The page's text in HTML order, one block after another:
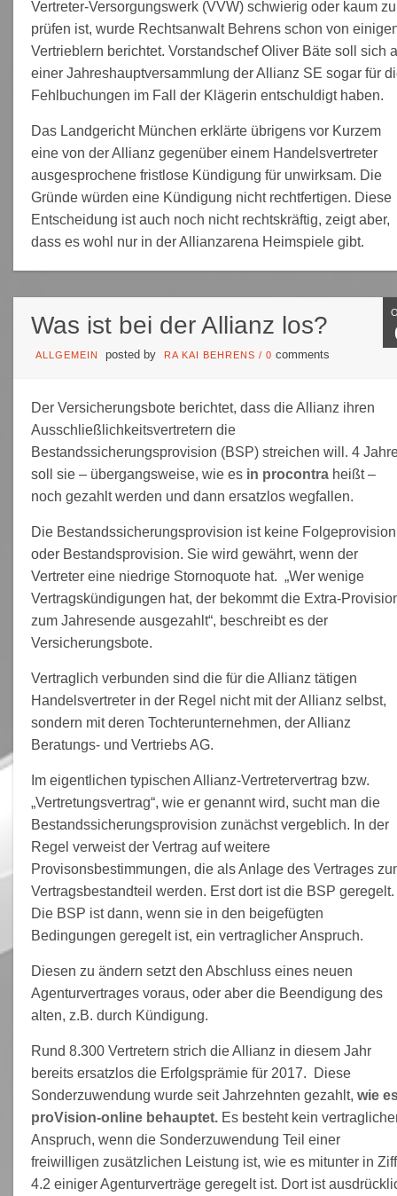
Vertreter-Versorgungswerk (VVW) schwierig oder kaum zu
prüfen ist, wurde Rechtsanwalt Behrens schon von
Vertrieblern berichtet. Vorstandschef Oliver Bäte soll sich
einer Jahreshauptversammlung der Allianz SE sogar für
Fehlbuchungen im Fall der Klägerin entschuldigt haben.
Das Landgericht München erklärte übrigens vor Kurzem
eine von der Allianz gegenüber einem Handelsvertreter
ausgesprochene fristlose Kündigung für unwirksam. Die
Gründe würden eine Kündigung nicht rechtfertigen. Diese
Entscheidung ist auch noch nicht rechtskräftig, zeigt aber,
dass es wohl nur in der Allianzarena Heimspiele gibt.
Was ist bei der Allianz los?
ALLGEMEIN posted by RA KAI BEHRENS / 0 comments
Der Versicherungsbote berichtet, dass die Allianz ihren
Ausschließlichkeitsvertretern die
Bestandssicherungsprovision (BSP) streichen will. 4
soll sie – übergangsweise, wie es in procontraheißt –
noch gezahlt werden und dann ersatzlos wegfallen.
Die Bestandssicherungsprovision ist keine Folgeprovision
oder Bestandsprovision. Sie wird gewährt, wenn der
Vertreter eine niedrige Stornoquote hat. „Wer wenige
Vertragskündigungen hat, der bekommt die Extra-
zum Jahresende ausgezahlt“, beschreibt es der
Versicherungsbote.
Vertraglich verbunden sind die für die Allianz tätigen
Handelsvertreter in der Regel nicht mit der Allianz selbst,
sondern mit deren Tochterunternehmen, der Allianz
Beratungs- und Vertriebs AG.
Im eigentlichen typischen Allianz-Vertretervertrag bzw.
„Vertretungsvertrag“, wie er genannt wird, sucht man die
Bestandssicherungsprovision zunächst vergeblich. In der
Regel verweist der Vertrag auf weitere
Provisonsbestimmungen, die als Anlage des Vertrages
Vertragsbestandteil werden. Erst dort ist die BSP geregelt.
Die BSP ist dann, wenn sie in den beigefügten
Bedingungen geregelt ist, ein vertraglicher Anspruch.
Diesen zu ändern setzt den Abschluss eines neuen
Agenturvertrages voraus, oder aber die Beendigung des
alten, z.B. durch Kündigung.
Rund 8.300 Vertretern strich die Allianz in diesem Jahr
bereits ersatzlos die Erfolgsprämie für 2017. Diese
Sonderzuwendung wurde seit Jahrzehnten gezahlt, wie
proVision-online behauptet.Es besteht kein
Anspruch, wenn die Sonderzuwendung Teil einer
freiwilligen zusätzlichen Leistung ist, wie es mitunter in Ziff
4.2 einiger Agenturverträge geregelt ist. Dort ist